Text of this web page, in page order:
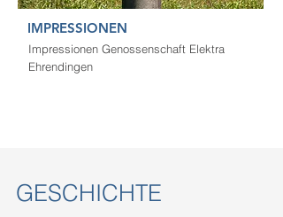
IMPRESSIONEN
Impressionen Genossenschaft Elektra
Ehrendingen
GESCHICHTE